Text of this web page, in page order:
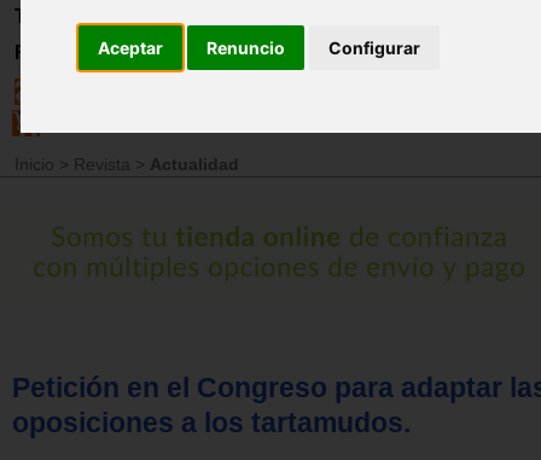
Aceptar Renuncio Configurar
Trabajo
Registro
Inicio > Revista > Actualidad
Petición en el Congreso para adaptar
oposiciones a los tartamudos.